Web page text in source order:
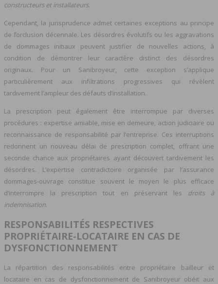
constructeurs et installateurs.
Cependant, la jurisprudence admet certaines exceptions au principe
de forclusion décennale. Les désordres évolutifs ou les aggravations
de dommages initiaux peuvent justifier de nouvelles actions, à
condition de démontrer leur caractère distinct des désordres
originaux. Pour un Sanibroyeur, cette exception s’applique
particulièrement aux infiltrations progressives qui révèlent
tardivement l’ampleur des défauts d’installation.
La prescription peut également être interrompue par diverses
procédures : expertise amiable, mise en demeure, action judiciaire ou
reconnaissance de responsabilité par l’entreprise. Ces interruptions
redonnent un nouveau délai de prescription complet, offrant une
seconde chance aux propriétaires ayant découvert tardivement les
désordres. L’expertise contradictoire organisée par l’assurance
dommages-ouvrage constitue souvent le moyen le plus efficace
d’interrompre la prescription tout en préservant les droits à
indemnisation.
RESPONSABILITÉS RESPECTIVES
PROPRIÉTAIRE-LOCATAIRE EN CAS DE
DYSFONCTIONNEMENT
La répartition des responsabilités entre propriétaire bailleur et
locataire en cas de dysfonctionnement de Sanibroyeur obéit aux